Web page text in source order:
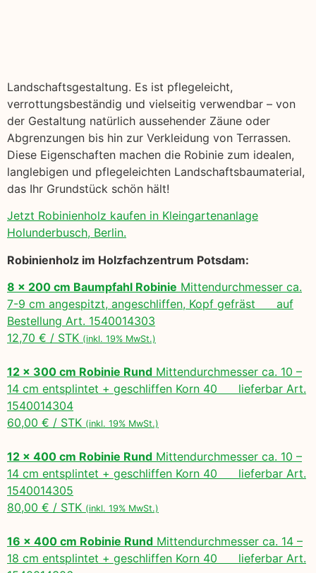
Landschaftsgestaltung. Es ist pflegeleicht,
verrottungsbeständig und vielseitig verwendbar – von
der Gestaltung natürlich aussehender Zäune oder
Abgrenzungen bis hin zur Verkleidung von Terrassen.
Diese Eigenschaften machen die Robinie zum idealen,
langlebigen und pflegeleichten Landschaftsbaumaterial,
das Ihr Grundstück schön hält!
Jetzt Robinienholz kaufen in Kleingartenanlage
Holunderbusch, Berlin.
Robinienholz im Holzfachzentrum Potsdam:
8 x 200 cm Baumpfahl Robinie Mittendurchmesser ca.
7-9 cm angespitzt, angeschliffen, Kopf gefräst auf
Bestellung Art. 1540014303
12,70 € / STK (inkl. 19% MwSt.)
12 x 300 cm Robinie Rund Mittendurchmesser ca. 10 –
14 cm entsplintet + geschliffen Korn 40 lieferbar Art.
1540014304
60,00 € / STK (inkl. 19% MwSt.)
12 x 400 cm Robinie Rund Mittendurchmesser ca. 10 –
14 cm entsplintet + geschliffen Korn 40 lieferbar Art.
1540014305
80,00 € / STK (inkl. 19% MwSt.)
16 x 400 cm Robinie Rund Mittendurchmesser ca. 14 –
18 cm entsplintet + geschliffen Korn 40 lieferbar Art.